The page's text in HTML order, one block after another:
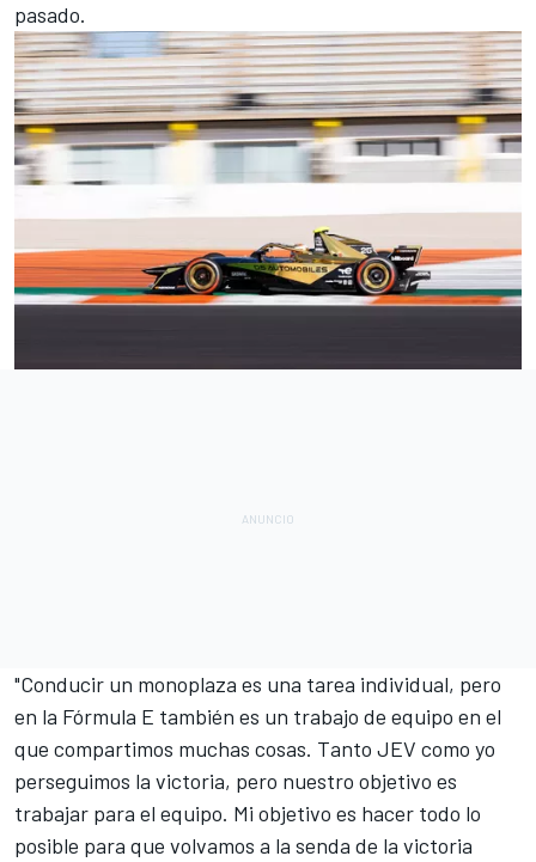
pasado.
"Conducir un monoplaza es una tarea individual, pero
en la Fórmula E también es un trabajo de equipo en el
que compartimos muchas cosas. Tanto JEV como yo
perseguimos la victoria, pero nuestro objetivo es
trabajar para el equipo. Mi objetivo es hacer todo lo
posible para que volvamos a la senda de la victoria